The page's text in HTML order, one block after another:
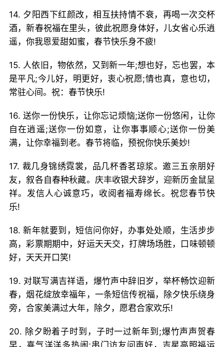
14. 夕阳西下红颜改，相互扶持情不衰，再喝一次交杯
酒，新春祝福在里头，彼此祝愿身体好，儿女省心乐逍
遥，你我恩爱甜如蜜，春节快乐身不疲!
15. 人依旧，物依然，又到新一年;想也好，忘也罢，本
是平凡;今儿好，明更好，衷心祝愿;情也真，意也切，
常驻心间。祝：春节快乐!
16. 送你一份快乐，让你忘记烦恼;送你一份悠闲，让你
自在逍遥;送你一份如意，让你事事顺心;送你一份美
满，让你幸福到老。春节将临，预祝你快乐美妙!
17. 裁几身锦绣霓裳，品几杯香茗琼浆。邀三五亲朋好
友，叙各自春种秋藏。庆丰收银犬辞岁，迎新历金鼠呈
祥。发信人心诚意巧，收阅者福寿绵长。祝您春节快
乐!
18. 新年就要到，短信问你好，办事处处顺，生活步步
高，彩票期期中，好运天天交，打牌场场胜，口味顿顿
好，天天开口笑!
19. 对联写满吉祥语，爆竹声中辞旧岁，举杯畅饮迎新
春，烟花绽放幸福年，一条短信传祝福，除夕快乐绕身
旁，合家美满过大年，除夕，愿君合家欢乐!
20. 除夕盼着子时到，子时一过新年到;爆竹声声贺春
早，喜气洋洋多热闹;串门访友问声好，吉星高照福运